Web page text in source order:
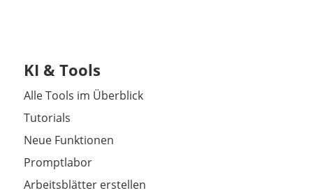
KI & Tools
Alle Tools im Überblick
Tutorials
Neue Funktionen
Promptlabor
Arbeitsblätter erstellen